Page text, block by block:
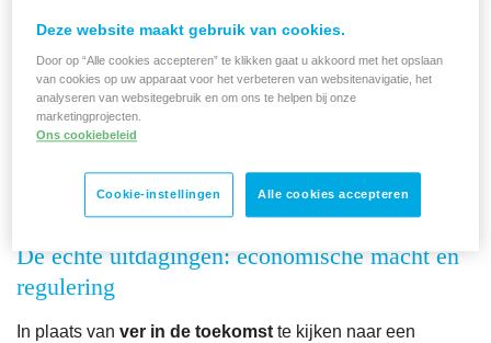
de menselijke intelligentie zal overtreffen,
benadrukten de panelleden de
dieAI vandaag
De échte uitdagingen: economische macht en
regulering
In plaats van ver in de toekomst te kijken naar een
Deze website maakt gebruik van cookies.
Door op “Alle cookies accepteren” te klikken gaat u akkoord met het opslaan
van cookies op uw apparaat voor het verbeteren van websitenavigatie, het
analyseren van websitegebruik en om ons te helpen bij onze
marketingprojecten.
Ons cookiebeleid
Alle cookies accepteren
Cookie-instellingen